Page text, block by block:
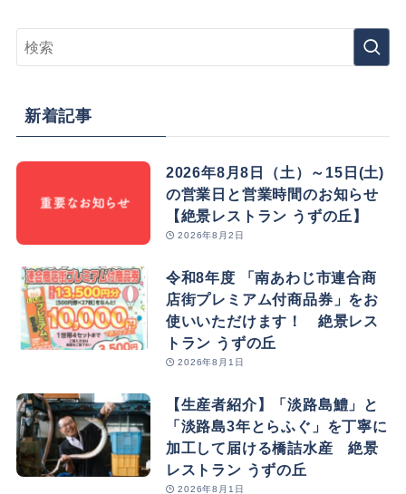
新着記事
2026年8月8日（土）～15日(土)
の営業日と営業時間のお知らせ
【絶景レストラン うずの丘】
2026年8月2日
令和8年度 「南あわじ市連合商
店街プレミアム付商品券」をお
使いいただけます！ 絶景レス
トラン うずの丘
2026年8月1日
【生産者紹介】「淡路島鱧」と
「淡路島3年とらふぐ」を丁寧に
加工して届ける橋詰水産 絶景
レストラン うずの丘
2026年8月1日